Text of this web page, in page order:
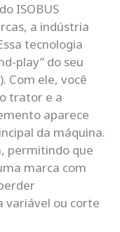
ISOBUS
a indústria
tecnologia
play” do seu
Com ele, você
trator e a
aparece
da máquina.
permitindo que
marca com
variável ou corte